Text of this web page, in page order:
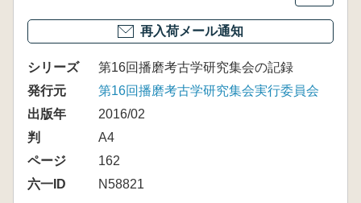
再入荷メール通知
シリーズ
第16回播磨考古学研究集会の記録
発行元
第16回播磨考古学研究集会実行委員会
出版年
2016/02
判
A4
ページ
162
六一ID
N58821